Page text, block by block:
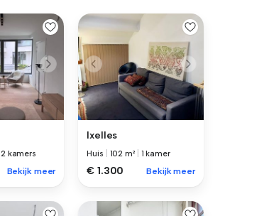
2 kamers
Bekijk meer
Ixelles
Huis 102 m² 1 kamer
€ 1.300 Bekijk meer